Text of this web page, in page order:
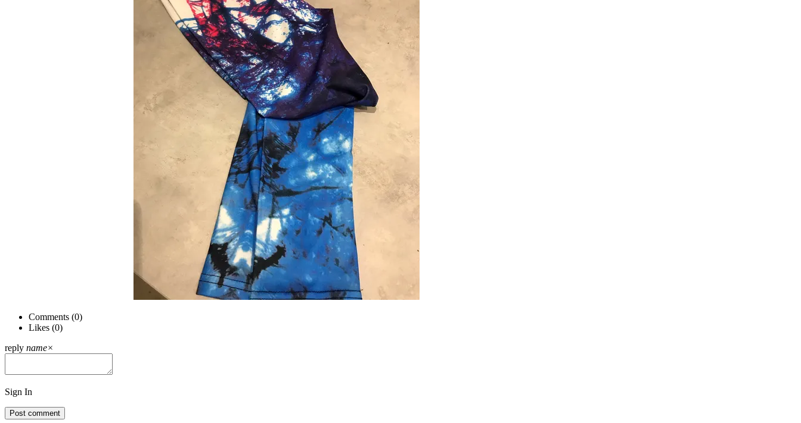
Comments (0)
Likes (0)
reply name×
Sign In
Post comment